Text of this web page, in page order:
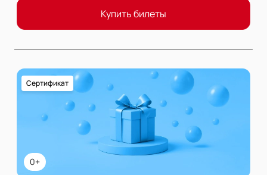
Купить билеты
0+
Сертификат